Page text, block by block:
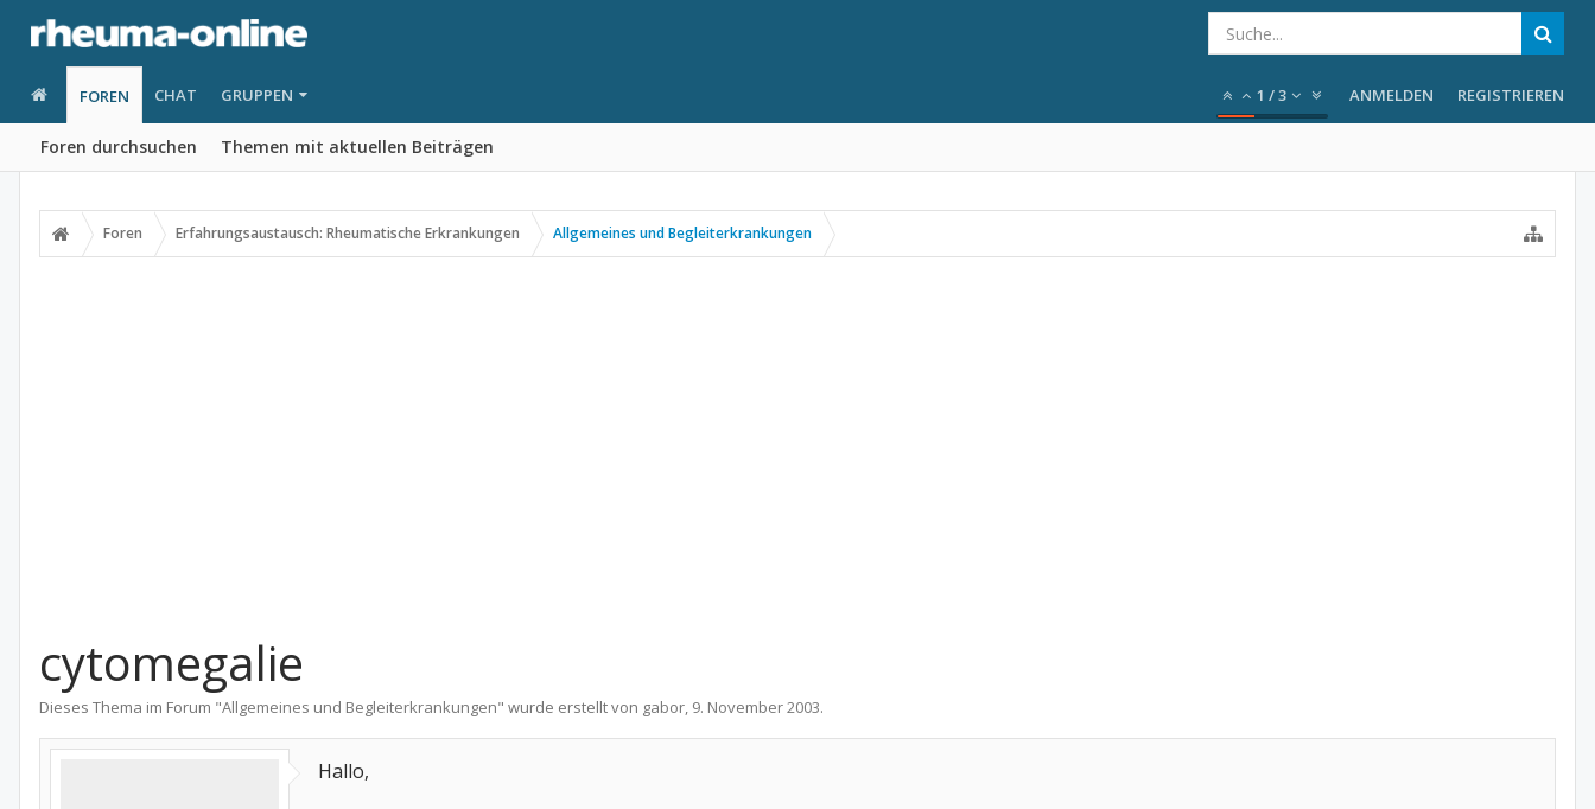
FOREN
Foren durchsuchen Themen mit aktuellen Beiträgen
CHAT GRUPPEN 1 /3 ANMELDEN REGISTRIEREN
Foren Erfahrungsaustausch: Rheumatische Erkrankungen Allgemeines und Begleiterkrankungen
cytomegalie
Dieses Thema im Forum "Allgemeines und Begleiterkrankungen" wurde erstellt von gabor, 9. November 2003.
Hallo,